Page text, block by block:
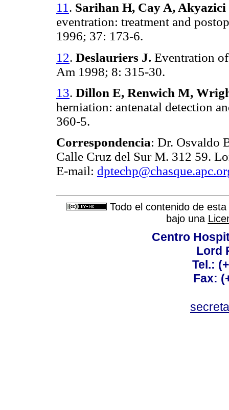
11. Sarihan H, Cay A, Akyazici
eventration: treatment and
1996; 37: 173-6.
12. Deslauriers J. Eventration
Am 1998; 8: 315-30.
13. Dillon E, Renwich M,
herniation: antenatal detection
360-5.
Correspondencia: Dr. Osvaldo
Calle Cruz del Sur M. 312 59.
E-mail:
Todo el contenido de
bajo una
Centro
Lord
Tel.:
Fax: